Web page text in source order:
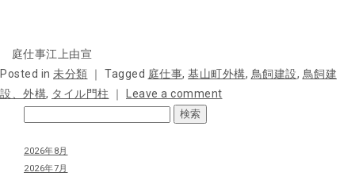
庭仕事江上由宣
Posted in 未分類 ｜ Tagged 庭仕事, 基山町外構, 鳥飼建設, 鳥飼建
設、外構, タイル門柱 ｜ Leave a comment
2026年8月
2026年7月